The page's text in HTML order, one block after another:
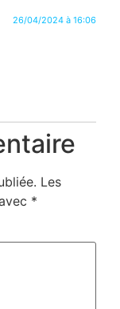
26/04/2024 à 16:06
Les
*